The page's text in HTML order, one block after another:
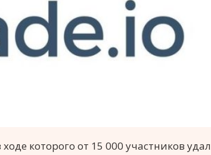
которого от 15 000 участников